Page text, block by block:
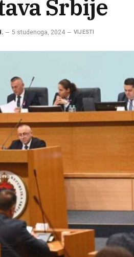
Srbije
5 studenoga, 2024 VIJESTI